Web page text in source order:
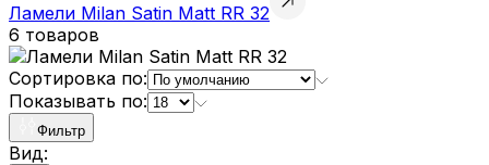
Ламели Milan Satin Matt RR 32
6 товаров
Сортировка по:
Показывать по:
Фильтр
Вид: